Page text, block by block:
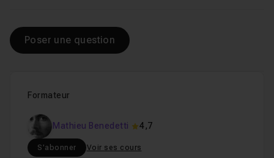
Formateur
Mathieu Benedetti 4,7
S'abonner Voir ses cours
Poser une question